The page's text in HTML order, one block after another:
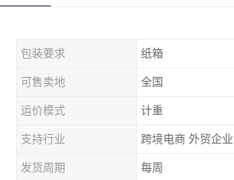
包装要求 纸箱
可售卖地 全国
运价模式 计重
支持行业 跨境电商 外贸企业
发货周期 每周